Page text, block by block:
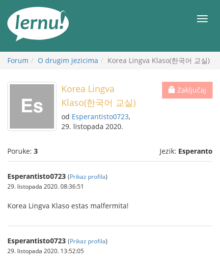
Meni
Forum O drugim jezicima Korea Lingva Klaso(한국어 교실)
Zaključaj
Korea Lingva
Klaso(한국어 교실)
od Esperantisto0723,
29. listopada 2020.
Poruke: 3 Jezik: Esperanto
Esperantisto0723 (Prikaz profila)
29. listopada 2020. 08:36:51
Korea Lingva Klaso estas malfermita!
Esperantisto0723 (Prikaz profila)
29. listopada 2020. 13:52:05